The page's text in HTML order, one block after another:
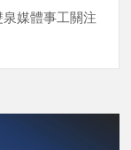
媒體事工關注